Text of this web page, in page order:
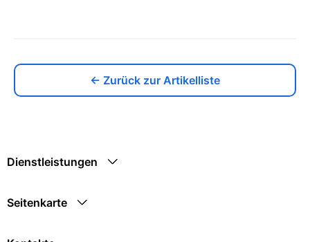
← Zurück zur Artikelliste
Dienstleistungen
Seitenkarte